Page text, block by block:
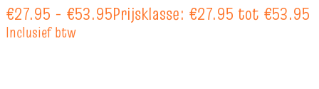
€27.95 - €53.95Prijsklasse: €27.95 tot €53.95
Inclusief btw